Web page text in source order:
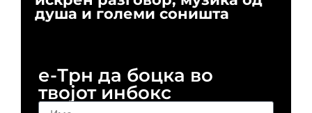
душа и големи соништа
е-Трн да боцка во
твојот инбокс